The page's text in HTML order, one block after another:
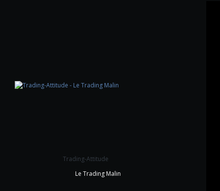
Trading-Attitude
Le Trading Malin